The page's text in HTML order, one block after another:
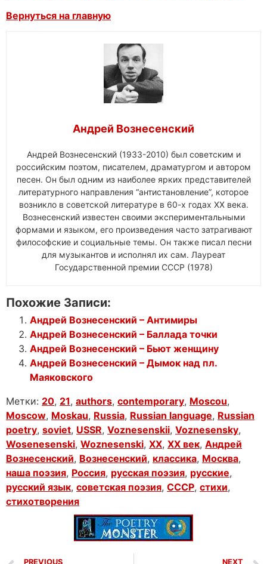
Вернуться на главную
Андрей Вознесенский
Андрей Вознесенский (1933-2010) был советским и
российским поэтом, писателем, драматургом и автором
песен. Он был одним из наиболее ярких представителей
литературного направления “антистановление”, которое
возникло в советской литературе в 60-х годах XX века.
Вознесенский известен своими экспериментальными
формами и языком, его произведения часто затрагивают
философские и социальные темы. Он также писал песни
для музыкантов и исполнял их сам. Лауреат
Государственной премии СССР (1978)
Похожие Записи:
Андрей Вознесенский – Антимиры
Андрей Вознесенский – Баллада точки
Андрей Вознесенский – Бьют женщину
Андрей Вознесенский – Дымок над пл.
Маяковского
Метки: 20, 21, authors, contemporary, Moscou,
Moscow, Moskau, Russia, Russian language, Russian
poetry, soviet, USSR, Voznesenskii, Voznesensky,
Wosenesenski, Woznesenski, XX, XX век, Андрей
Вознесенский, Вознесенский, классика, Москва,
наша поэзия, Россия, русская поэзия, русские,
русский язык, советская поэзия, СССР, стихи,
стихотворения
PREVIOUS NEXT